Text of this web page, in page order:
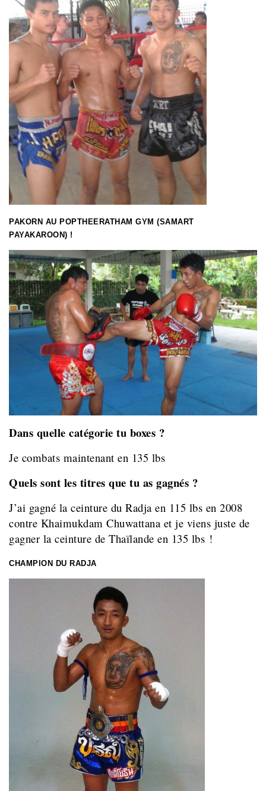
PAKORN AU POPTHEERATHAM GYM (SAMART
PAYAKAROON) !
Dans quelle catégorie tu boxes ?
Je combats maintenant en 135 lbs
Quels sont les titres que tu as gagnés ?
J’ai gagné la ceinture du Radja en 115 lbs en 2008
contre Khaimukdam Chuwattana et je viens juste de
gagner la ceinture de Thaïlande en 135 lbs !
CHAMPION DU RADJA